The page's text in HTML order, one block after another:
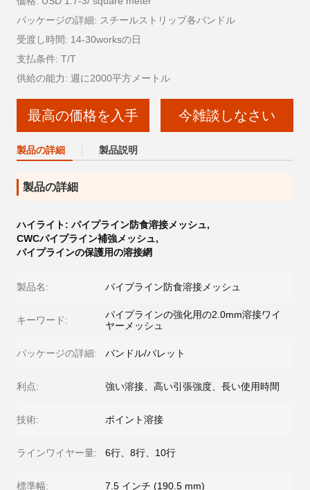
パッケージの詳細: スチールストリップ各バンドル
受渡し時間: 14-30worksの日
支払条件: T/T
供給の能力: 週に2000平方メートル
最高の価格を入手 今雑談しなさい
製品の詳細 製品説明
製品の詳細
ハイライト: パイプライン防食溶接メッシュ,
CWCパイプライン補強メッシュ,
パイプラインの保護用の溶接網
製品名: パイプライン防食溶接メッシュ
キーワード:
パイプラインの強化用の2.0mm溶接ワイ
ヤーメッシュ
パッケージの詳細: バンドル/パレット
利点: 強い溶接、高い引張強度、長い使用時間
技術: ポイント溶接
ラインワイヤー量: 6行、8行、10行
標準幅: 7.5 インチ (190.5 mm)